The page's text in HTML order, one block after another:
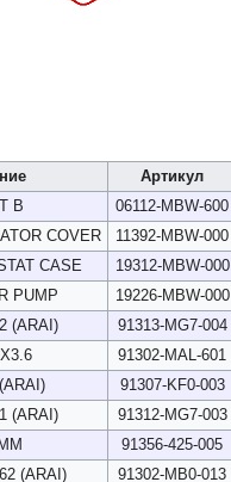
Артикул
B 06112-MBW-600
COVER 11392-MBW-000
CASE 19312-MBW-000
PUMP 19226-MBW-000
(ARAI) 91313-MG7-004
91302-MAL-601
91307-KF0-003
(ARAI) 91312-MG7-003
91356-425-005
(ARAI) 91302-MB0-013